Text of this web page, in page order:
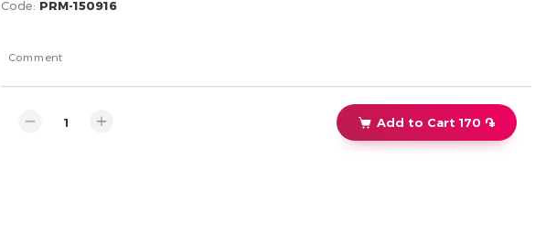
Code: PRM-150916
Comment
Add to Cart 170 ֏